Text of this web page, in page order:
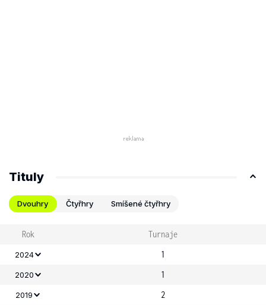
Tituly
Dvouhry Čtyřhry Smíšené čtyřhry
Rok Turnaje
2024 1
2020 1
2019 2